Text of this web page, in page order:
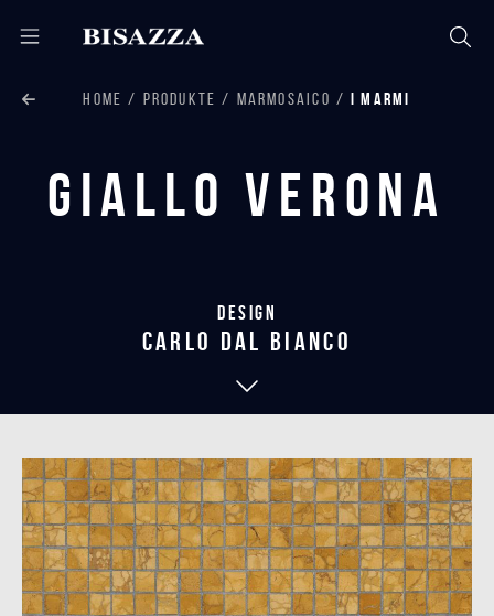
HOME PRODUKTE MARMOSAICO I MARMI
Giallo Verona
Design
carlo dal bianco